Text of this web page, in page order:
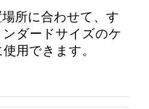
所に合わせて、す
ダードサイズのケ
用できます。